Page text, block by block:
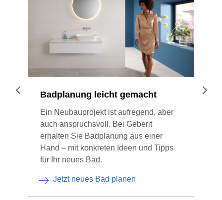
Badplanung leicht gemacht
Ein Neubauprojekt ist aufregend, aber
auch anspruchsvoll. Bei Geberit
erhalten Sie Badplanung aus einer
Hand – mit konkreten Ideen und Tipps
für Ihr neues Bad.
Jetzt neues Bad planen